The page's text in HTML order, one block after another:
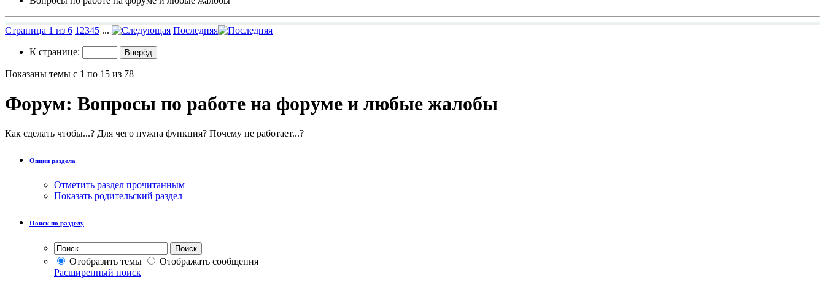
Страница 1 из 6 1 2345 ... Последняя
К странице:
Показаны темы с 1 по 15 из 78
Форум: Вопросы по работе на форуме и любые жалобы
Как сделать чтобы...? Для чего нужна функция? Почему не работает...?
Опции раздела
Отметить раздел прочитанным
Показать родительский раздел
Поиск по разделу
Отобразить темы
Отображать сообщения
Расширенный поиск